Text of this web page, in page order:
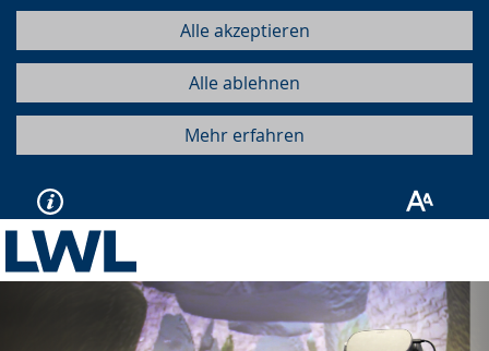
Alle akzeptieren
Alle ablehnen
Mehr erfahren
Vorherige